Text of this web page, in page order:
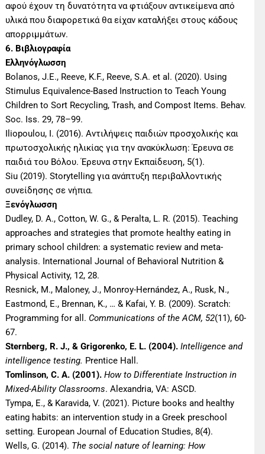
αφού έχουν τη δυνατότητα να φτιάξουν αντικείμενα από
υλικά που διαφορετικά θα είχαν καταλήξει στους κάδους
απορριμμάτων.
6. Βιβλιογραφία
Ελληνόγλωσση
Bolanos, J.E., Reeve, K.F., Reeve, S.A. et al. (2020). Using
Stimulus Equivalence-Based Instruction to Teach Young
Children to Sort Recycling, Trash, and Compost Items. Behav.
Soc. Iss. 29, 78–99.
Iliopoulou, I. (2016). Αντιλήψεις παιδιών προσχολικής και
πρωτοσχολικής ηλικίας για την ανακύκλωση: Έρευνα σε
παιδιά του Βόλου. Έρευνα στην Εκπαίδευση, 5(1).
Siu (2019). Storytelling για ανάπτυξη περιβαλλοντικής
συνείδησης σε νήπια.
Ξενόγλωσση
Dudley, D. A., Cotton, W. G., & Peralta, L. R. (2015). Teaching
approaches and strategies that promote healthy eating in
primary school children: a systematic review and meta-
analysis. International Journal of Behavioral Nutrition &
Physical Activity, 12, 28.
Resnick, M., Maloney, J., Monroy-Hernández, A., Rusk, N.,
Eastmond, E., Brennan, K., … & Kafai, Y. B. (2009). Scratch:
Programming for all. Communications of the ACM, 52(11), 60-
67.
Sternberg, R. J., & Grigorenko, E. L. (2004). Intelligence and
intelligence testing. Prentice Hall.
Tomlinson, C. A. (2001). How to Differentiate Instruction in
Mixed-Ability Classrooms. Alexandria, VA: ASCD.
Tympa, E., & Karavida, V. (2021). Picture books and healthy
eating habits: an intervention study in a Greek preschool
setting. European Journal of Education Studies, 8(4).
Wells, G. (2014). The social nature of learning: How